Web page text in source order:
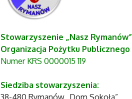
Stowarzyszenie „Nasz Rymanów”
Organizacja Pożytku Publicznego
Numer KRS 0000015 119
Siedziba stowarzyszenia:
38-480 Rymanów „Dom Sokoła”